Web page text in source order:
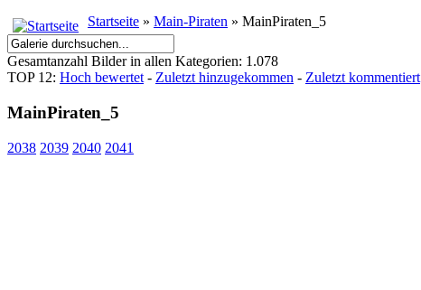
Startseite » Main-Piraten » MainPiraten_5
Gesamtanzahl Bilder in allen Kategorien: 1.078
TOP 12: Hoch bewertet - Zuletzt hinzugekommen - Zuletzt kommentiert
MainPiraten_5
2038 2039 2040 2041